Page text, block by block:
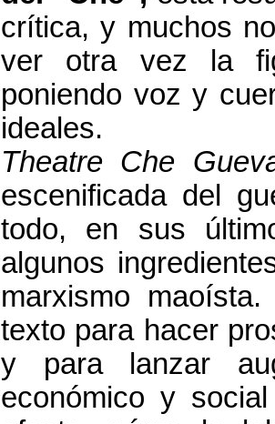
crítica, y muchos
ver otra vez la
poniendo voz y
ideales.
Theatre Che
escenificada del
todo, en sus
algunos
marxismo
texto para hacer
y para lanzar
económico y